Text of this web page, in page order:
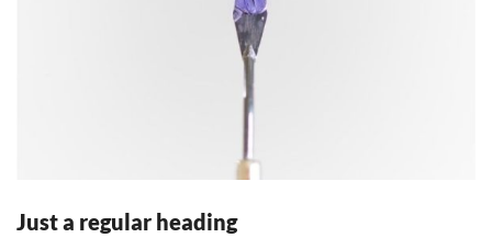
Just a regular heading